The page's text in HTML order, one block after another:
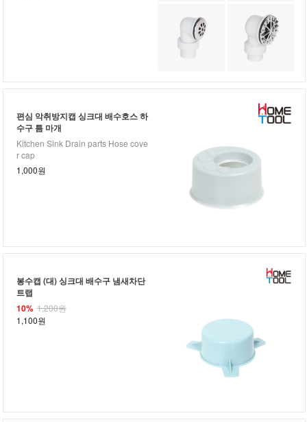
편심 악취방지캡 싱크대 배수호스 하
수구 틈 마개
Kitchen Sink Drain parts Hose cove
r cap
1,000원
봉수캡 (대) 싱크대 배수구 냄새차단
트랩
10% 1,200원
1,100원